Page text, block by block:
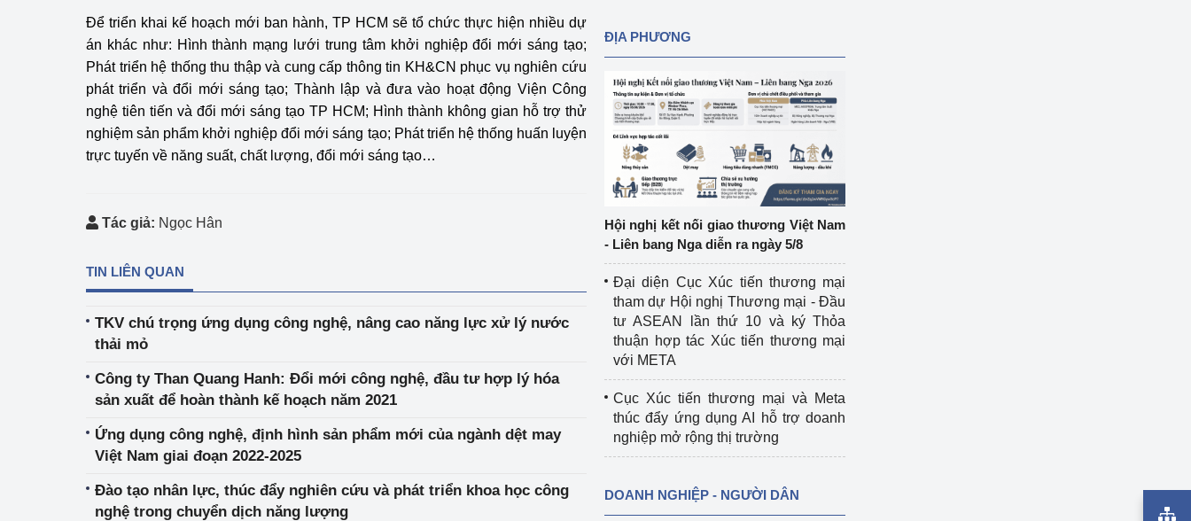
Khu vực miền Trung
Khu vực miền Nam
Thị trường nước ngoàiHiệp định EVFTA
Thị trường châu Á – châu Phi
Thị trường châu Âu – châu Mỹ
Thị trường trong nước
Ngành Công Thương đưa nghị quyết
Đại hội XIV của Đảng vào cuộc sống
Phát triển công nghiệpCông nghiệp nền tảng
Để triển khai kế hoạch mới ban hành, TP HCM sẽ tổ chức thực hiện nhiều dự
án khác như: Hình thành mạng lưới trung tâm khởi nghiệp đổi mới sáng tạo;
Phát triển hệ thống thu thập và cung cấp thông tin KH&CN phục vụ nghiên cứu
phát triển và đổi mới sáng tạo; Thành lập và đưa vào hoạt động Viện Công
nghệ tiên tiến và đổi mới sáng tạo TP HCM; Hình thành không gian hỗ trợ thử
nghiệm sản phẩm khởi nghiệp đổi mới sáng tạo; Phát triển hệ thống huấn luyện
trực tuyến về năng suất, chất lượng, đổi mới sáng tạo…
Tác giả: Ngọc Hân
TIN LIÊN QUAN
TKV chú trọng ứng dụng công nghệ, nâng cao năng lực xử lý nước
thải mỏ
Công ty Than Quang Hanh: Đổi mới công nghệ, đầu tư hợp lý hóa
sản xuất để hoàn thành kế hoạch năm 2021
Ứng dụng công nghệ, định hình sản phẩm mới của ngành dệt may
Việt Nam giai đoạn 2022-2025
Đào tạo nhân lực, thúc đẩy nghiên cứu và phát triển khoa học công
nghệ trong chuyển dịch năng lượng
ĐỊA PHƯƠNG
Hội nghị kết nối giao thương Việt Nam
- Liên bang Nga diễn ra ngày 5/8
Đại diện Cục Xúc tiến thương mại
tham dự Hội nghị Thương mại - Đầu
tư ASEAN lần thứ 10 và ký Thỏa
thuận hợp tác Xúc tiến thương mại
với META
Cục Xúc tiến thương mại và Meta
thúc đẩy ứng dụng AI hỗ trợ doanh
nghiệp mở rộng thị trường
DOANH NGHIỆP - NGƯỜI DÂN